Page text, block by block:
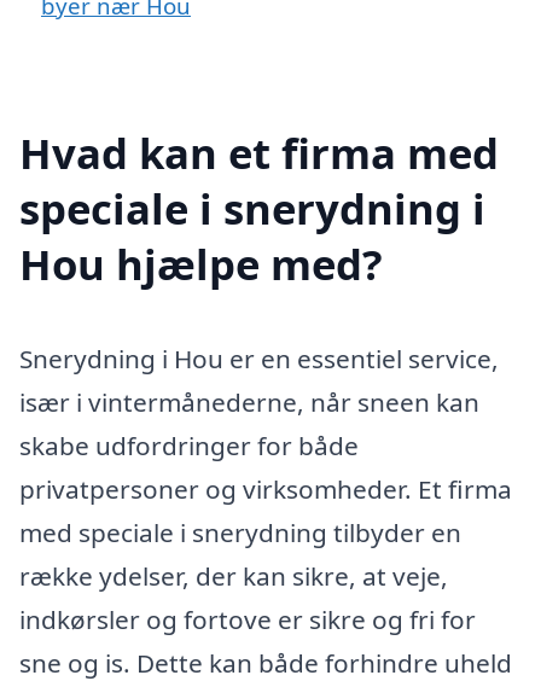
Hvad kan et firma med
speciale i snerydning i
Hou hjælpe med?
Snerydning i Hou er en essentiel service,
især i vintermånederne, når sneen kan
skabe udfordringer for både
privatpersoner og virksomheder. Et firma
med speciale i snerydning tilbyder en
række ydelser, der kan sikre, at veje,
indkørsler og fortove er sikre og fri for
sne og is. Dette kan både forhindre uheld